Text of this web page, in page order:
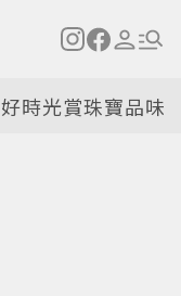
好時光賞珠寶品味